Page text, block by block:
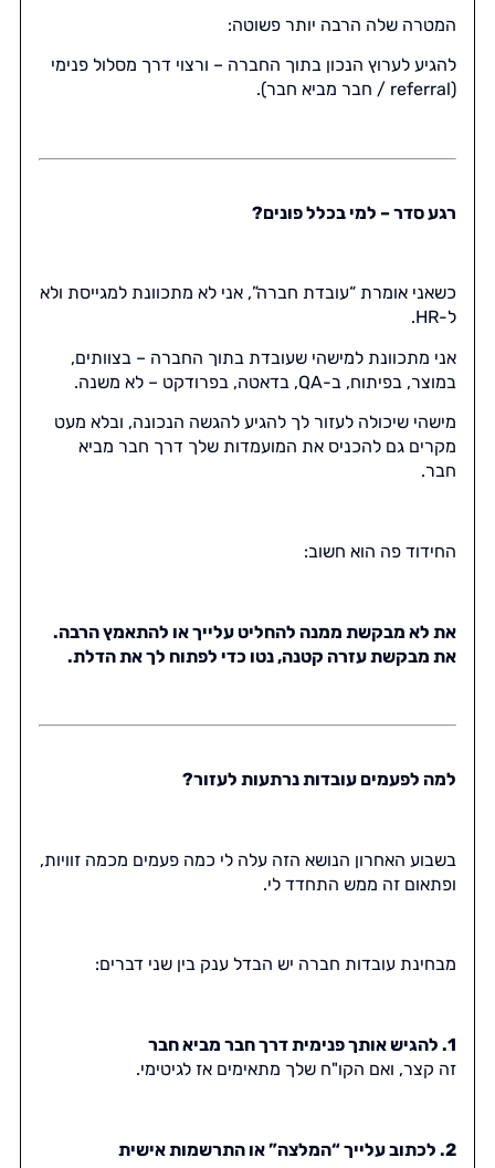
המטרה שלה הרבה יותר פשוטה:
להגיע לערוץ הנכון בתוך החברה – ורצוי דרך מסלול פנימי
(referral / חבר מביא חבר).
רגע סדר – למי בכלל פונים?
כשאני אומרת “עובדת חברה”, אני לא מתכוונת למגייסת ולא
ל-HR.
אני מתכוונת למישהי שעובדת בתוך החברה – בצוותים,
במוצר, בפיתוח, ב-QA, בדאטה, בפרודקט – לא משנה.
מישהי שיכולה לעזור לך להגיע להגשה הנכונה, ובלא מעט
מקרים גם להכניס את המועמדות שלך דרך חבר מביא
חבר.
החידוד פה הוא חשוב:
את לא מבקשת ממנה להחליט עלייך או להתאמץ הרבה.
את מבקשת עזרה קטנה, נטו כדי לפתוח לך את הדלת.
למה לפעמים עובדות נרתעות לעזור?
בשבוע האחרון הנושא הזה עלה לי כמה פעמים מכמה זוויות,
ופתאום זה ממש התחדד לי.
מבחינת עובדות חברה יש הבדל ענק בין שני דברים:
1. להגיש אותך פנימית דרך חבר מביא חבר
זה קצר, ואם הקו"ח שלך מתאימים אז לגיטימי.
2. לכתוב עלייך “המלצה” או התרשמות אישית